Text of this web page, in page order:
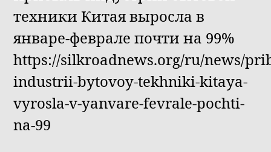
техники Китая выросла в
январе-феврале почти на 99%
https://silkroadnews.org/ru/news/
industrii-bytovoy-tekhniki-kitaya-
vyrosla-v-yanvare-fevrale-pochti-
na-99